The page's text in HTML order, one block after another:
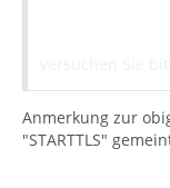
Versuchen Sie
IMAP-
Anmerkung zur
"STARTTLS"